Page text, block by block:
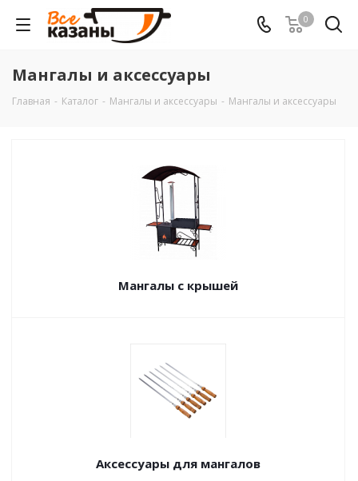
0
Мангалы и аксессуары
Главная - Каталог - Мангалы и аксессуары - Мангалы и аксессуары
Мангалы с крышей
Аксессуары для мангалов